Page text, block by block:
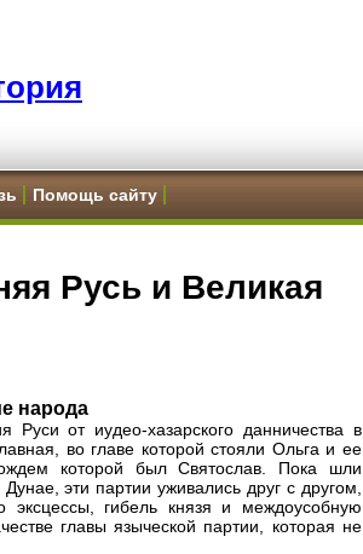
Помощь сайту
Русь и Великая
народа
Руси от иудео-хазарского данничества в
во главе которой стояли Ольга и ее
которой был Святослав. Пока шли
эти партии уживались друг с другом,
гибель князя и междоусобную
главы языческой партии, которая не